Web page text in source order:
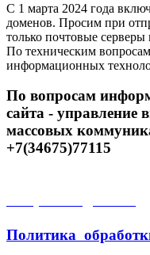
С 1 марта 2024 года
доменов. Просим при
только почтовые
По техническим
информационных
По вопросам
сайта - управление
массовых
+7(34675)77115
Политика